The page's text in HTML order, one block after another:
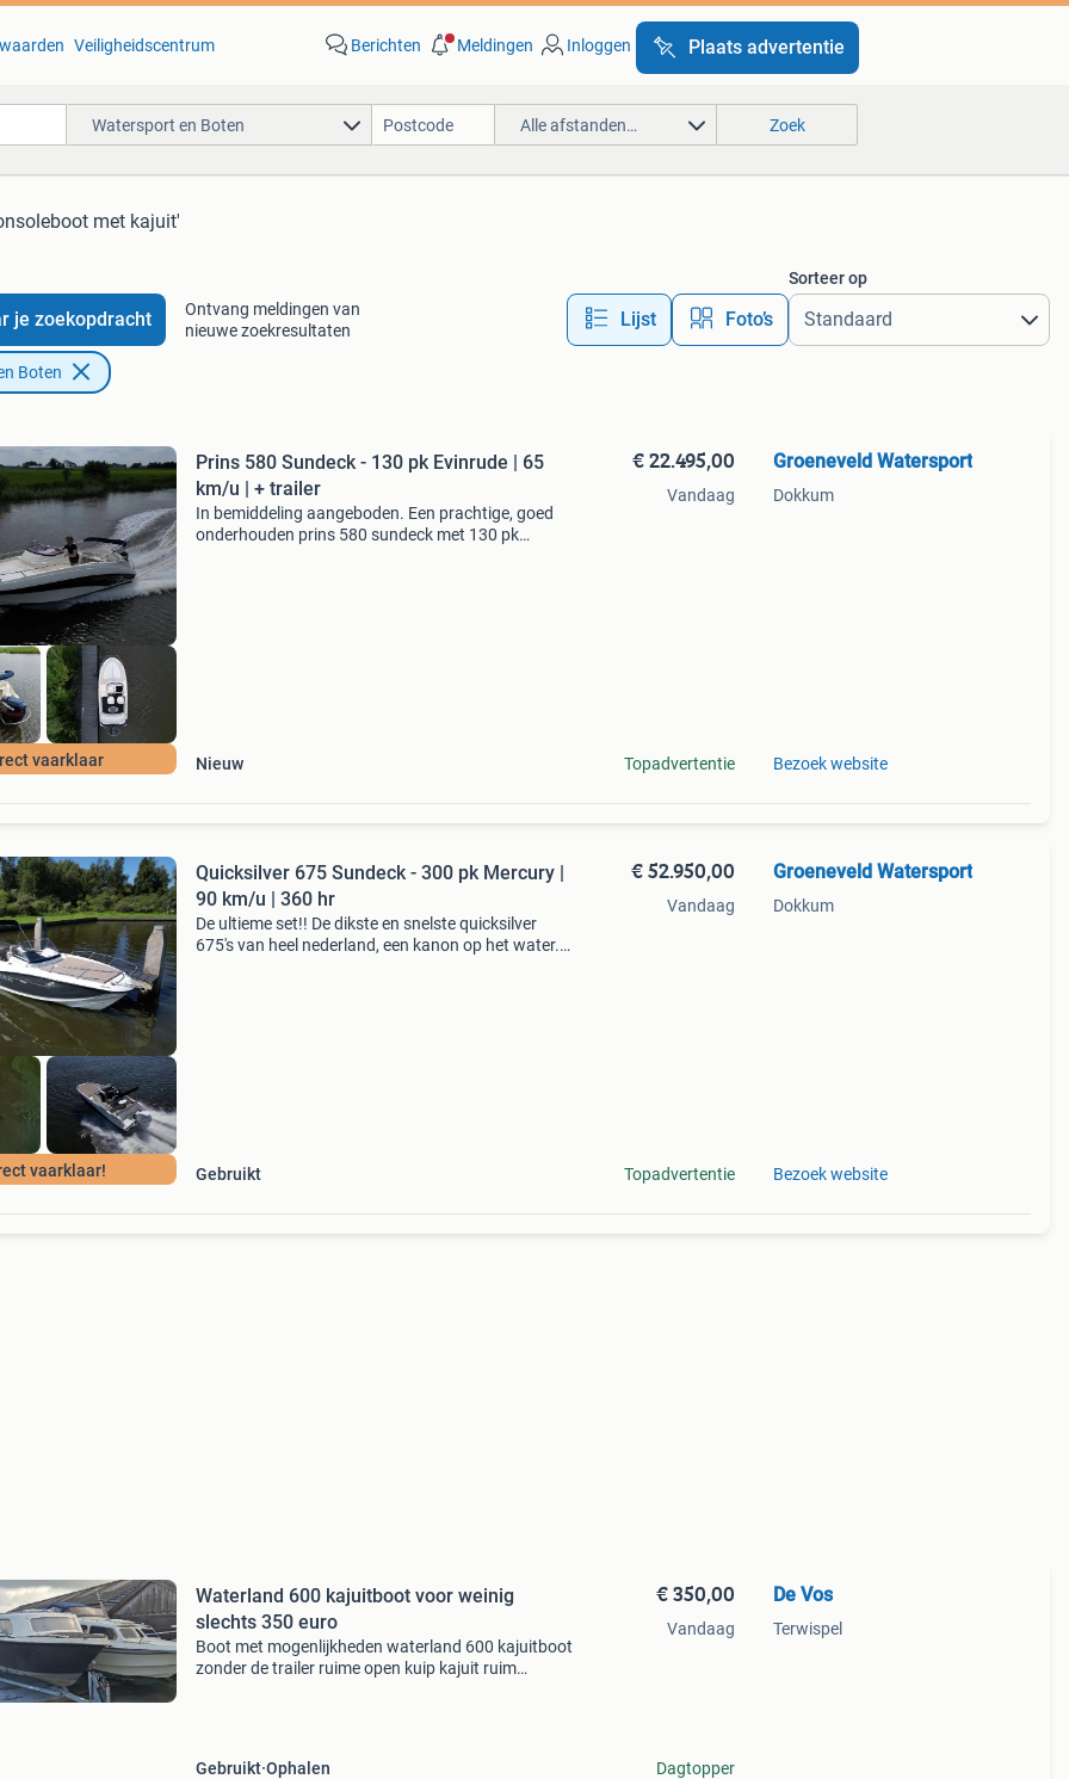
Veiligheidscentrum Berichten Meldingen Inloggen Plaats advertentie
Watersport en Boten Alle afstanden… Zoek
met kajuit'
je zoekopdracht
Ontvang meldingen van
nieuwe zoekresultaten
Lijst Foto’s
Sorteer op
Boten
vaarklaar
Prins 580 Sundeck - 130 pk Evinrude | 65
km/u | + trailer
In bemiddeling aangeboden. Een prachtige, goed
onderhouden prins 580 sundeck met 130 pk
Nieuw
€ 22.495,00
Vandaag
Topadvertentie
Groeneveld Watersport
Dokkum
Bezoek website
vaarklaar!
Quicksilver 675 Sundeck - 300 pk Mercury |
90 km/u | 360 hr
De ultieme set!! De dikste en snelste quicksilver
675's van heel nederland, een kanon op het water.
Gebruikt
€ 52.950,00
Vandaag
Topadvertentie
Groeneveld Watersport
Dokkum
Bezoek website
Waterland 600 kajuitboot voor weinig
slechts 350 euro
Boot met mogenlijkheden waterland 600 kajuitboot
zonder de trailer ruime open kuip kajuit ruim
Gebruikt Ophalen
€ 350,00
Vandaag
Dagtopper
De Vos
Terwispel